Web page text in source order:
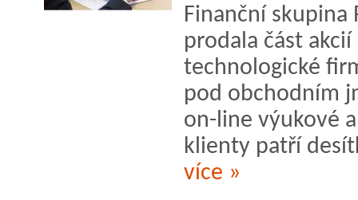
Finanční skupina
prodala část
technologické
pod obchodním
on-line výukové
klienty patří
více »